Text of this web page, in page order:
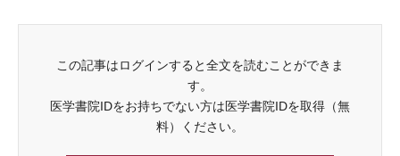
この記事はログインすると全文を読むことができま
す。
医学書院IDをお持ちでない方は医学書院IDを取得（無
料）ください。